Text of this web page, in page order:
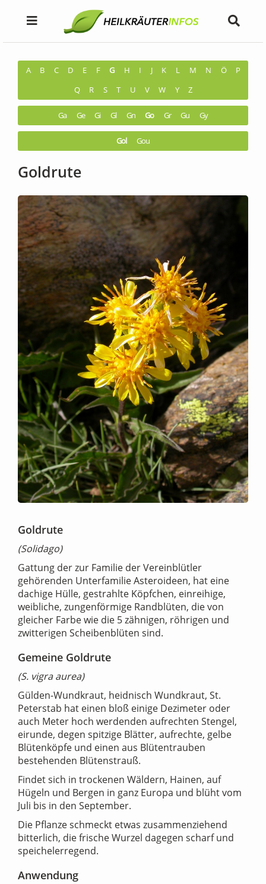
A B C D E F G H I J K L M N Ö
P
Q
R S T U V W Y Z
Ga Ge Gi Gl Gn Go Gr Gu Gy
Gol Gou
Goldrute
Goldrute
(Solidago)
Gattung der zur Familie der Vereinblütler
gehörenden Unterfamilie Asteroideen, hat eine
dachige Hülle, gestrahlte Köpfchen, einreihige,
weibliche, zungenförmige Randblüten, die von
gleicher Farbe wie die 5 zähnigen, röhrigen und
zwitterigen Scheibenblüten sind.
Gemeine Goldrute
(S. vigra aurea)
Gülden-Wundkraut, heidnisch Wundkraut, St.
Peterstab hat einen bloß einige Dezimeter oder
auch Meter hoch werdenden aufrechten Stengel,
eirunde, degen spitzige Blätter, aufrechte, gelbe
Blütenköpfe und einen aus Blütentrauben
bestehenden Blütenstrauß.
Findet sich in trockenen Wäldern, Hainen, auf
Hügeln und Bergen in ganz Europa und blüht vom
Juli bis in den September.
Die Pflanze schmeckt etwas zusammenziehend
bitterlich, die frische Wurzel dagegen scharf und
speichelerregend.
Anwendung